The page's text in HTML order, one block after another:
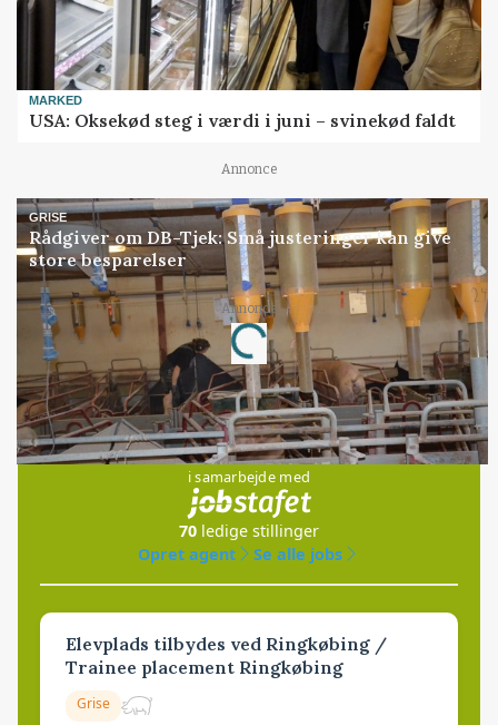
MARKED
USA: Oksekød steg i værdi i juni – svinekød faldt
Annonce
GRISE
Rådgiver om DB-Tjek: Små justeringer kan give
store besparelser
Annonce
Loading...
Jobs
i samarbejde med
70 ledige stillinger
Opret agent
Se alle jobs
Elevplads tilbydes ved Ringkøbing /
Trainee placement Ringkøbing
Grise